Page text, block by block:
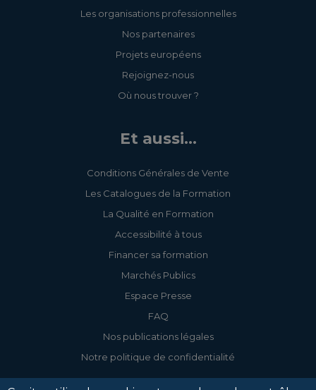
Les organisations professionnelles
Nos partenaires
Projets européens
Rejoignez-nous
Où nous trouver ?
Et aussi...
Conditions Générales de Vente
Les Catalogues de la Formation
La Qualité en Formation
Accessibilité à tous
Financer sa formation
Marchés Publics
Espace Presse
FAQ
Nos publications légales
Notre politique de confidentialité